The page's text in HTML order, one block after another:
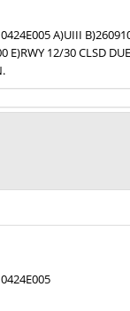
A)UIII
12/30 CLSD